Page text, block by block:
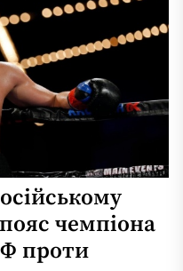
чемпіона
проти